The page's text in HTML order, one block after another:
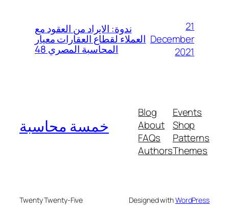
ندوة: الايراد من العقود مع
العملاء لقطاع العقارات معيار
المحاسبة المصري 48
21
December
2021
خمسة محاسبة
Blog
About
FAQs
Authors
Events
Shop
Patterns
Themes
Twenty Twenty-Five Designed withWordPress